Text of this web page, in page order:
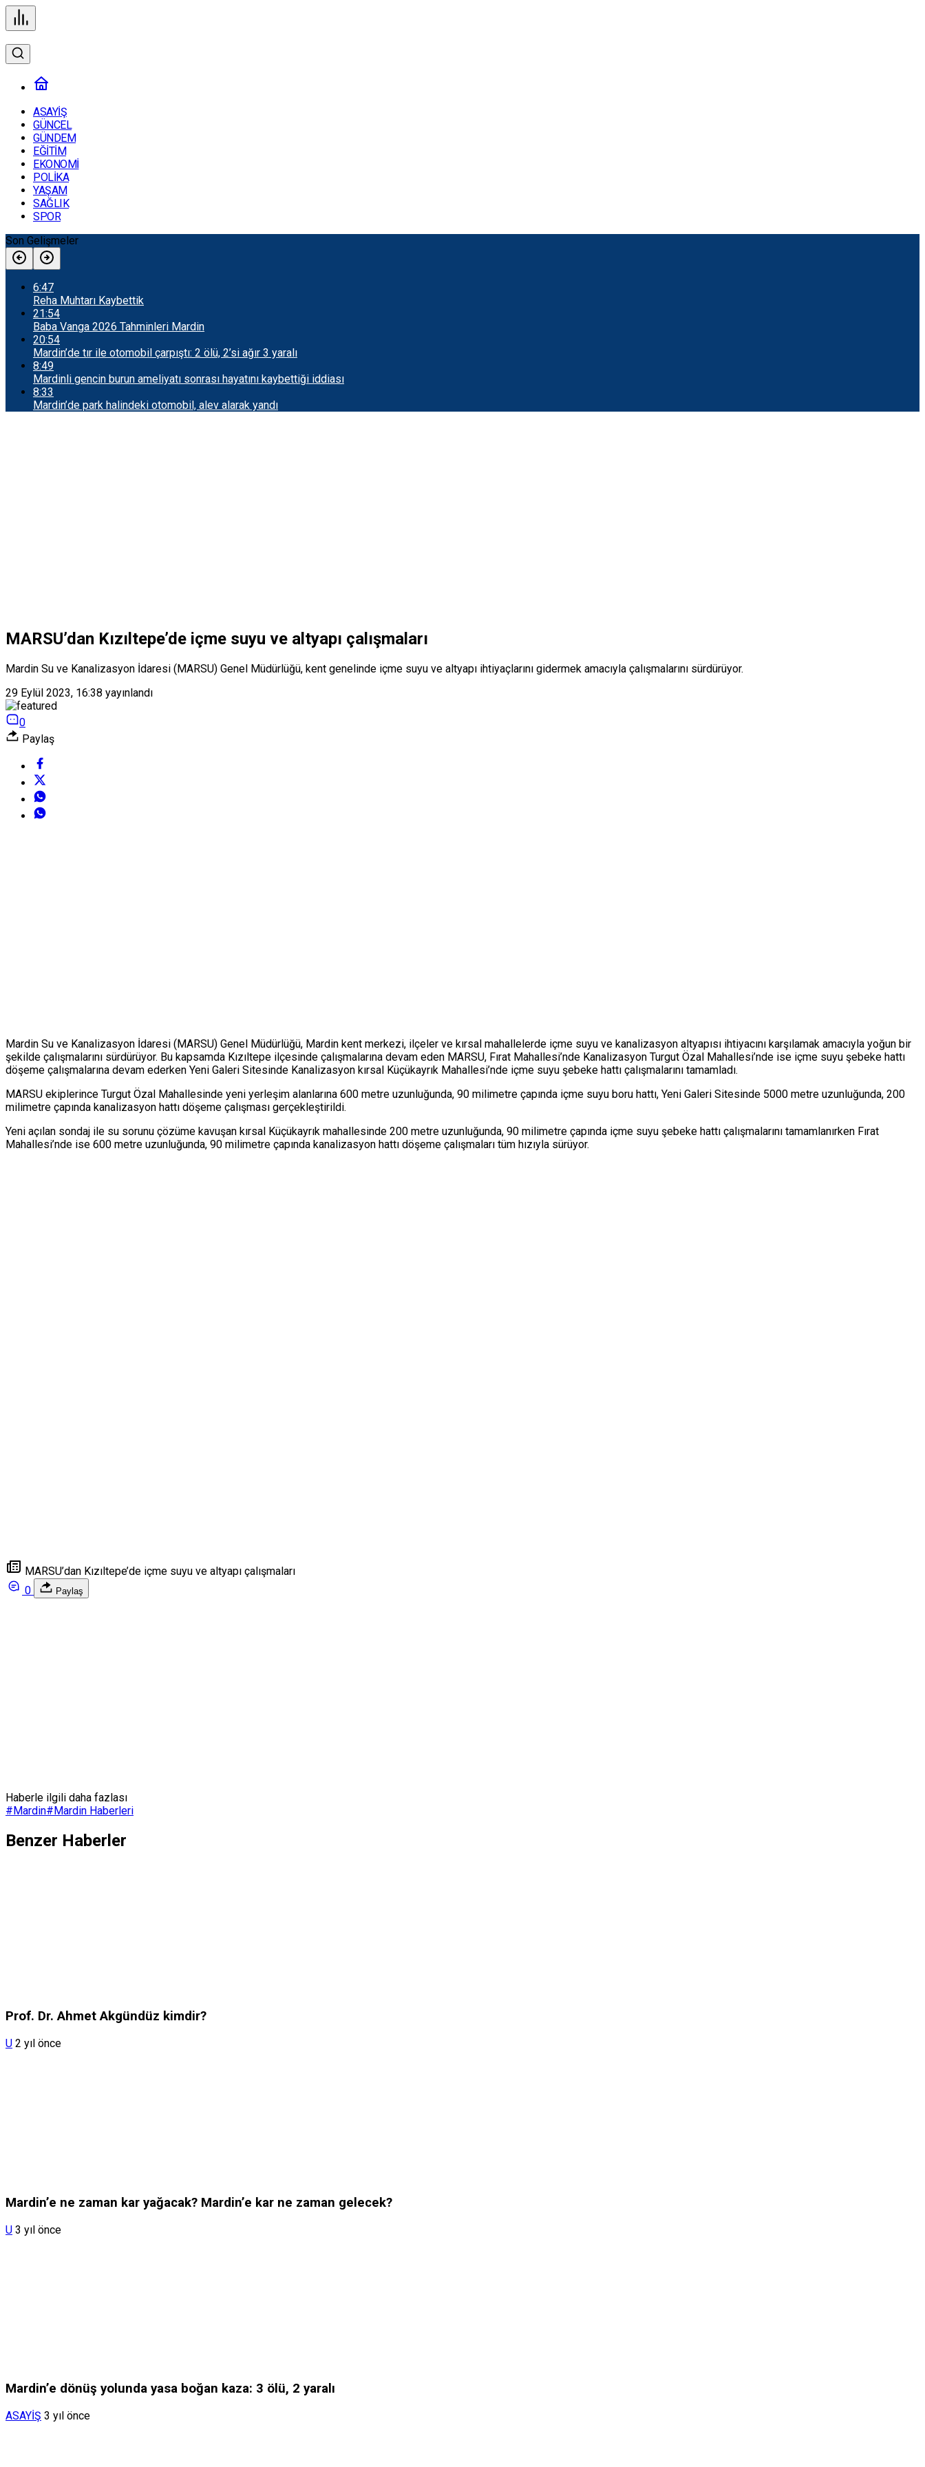
ASAYİŞ
GÜNCEL
GÜNDEM
EĞİTİM
EKONOMİ
POLİKA
YAŞAM
SAĞLIK
SPOR
Son Gelişmeler
6:47
Reha Muhtarı Kaybettik
21:54
Baba Vanga 2026 Tahminleri Mardin
20:54
Mardin’de tır ile otomobil çarpıştı: 2 ölü, 2’si ağır 3 yaralı
8:49
Mardinli gencin burun ameliyatı sonrası hayatını kaybettiği iddiası
8:33
Mardin’de park halindeki otomobil, alev alarak yandı
MARSU’dan Kızıltepe’de içme suyu ve altyapı çalışmaları
Mardin Su ve Kanalizasyon İdaresi (MARSU) Genel Müdürlüğü, kent genelinde içme suyu ve altyapı ihtiyaçlarını gidermek amacıyla çalışmalarını sürdürüyor.
29 Eylül 2023, 16:38 yayınlandı
0
Paylaş
Mardin Su ve Kanalizasyon İdaresi (MARSU) Genel Müdürlüğü, Mardin kent merkezi, ilçeler ve kırsal mahallelerde içme suyu ve kanalizasyon altyapısı ihtiyacını karşılamak amacıyla yoğun bir
şekilde çalışmalarını sürdürüyor. Bu kapsamda Kızıltepe ilçesinde çalışmalarına devam eden MARSU, Fırat Mahallesi’nde Kanalizasyon Turgut Özal Mahallesi’nde ise içme suyu şebeke hattı
döşeme çalışmalarına devam ederken Yeni Galeri Sitesinde Kanalizasyon kırsal Küçükayrık Mahallesi’nde içme suyu şebeke hattı çalışmalarını tamamladı.
MARSU ekiplerince Turgut Özal Mahallesinde yeni yerleşim alanlarına 600 metre uzunluğunda, 90 milimetre çapında içme suyu boru hattı, Yeni Galeri Sitesinde 5000 metre uzunluğunda, 200
milimetre çapında kanalizasyon hattı döşeme çalışması gerçekleştirildi.
Yeni açılan sondaj ile su sorunu çözüme kavuşan kırsal Küçükayrık mahallesinde 200 metre uzunluğunda, 90 milimetre çapında içme suyu şebeke hattı çalışmalarını tamamlanırken Fırat
Mahallesi’nde ise 600 metre uzunluğunda, 90 milimetre çapında kanalizasyon hattı döşeme çalışmaları tüm hızıyla sürüyor.
MARSU’dan Kızıltepe’de içme suyu ve altyapı çalışmaları
0
Paylaş
Haberle ilgili daha fazlası
#Mardin#Mardin Haberleri
Benzer Haberler
Prof. Dr. Ahmet Akgündüz kimdir?
U 2 yıl önce
Mardin’e ne zaman kar yağacak? Mardin’e kar ne zaman gelecek?
U 3 yıl önce
Mardin’e dönüş yolunda yasa boğan kaza: 3 ölü, 2 yaralı
ASAYİŞ 3 yıl önce